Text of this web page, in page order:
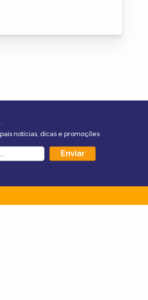
notícias, dicas e promoções